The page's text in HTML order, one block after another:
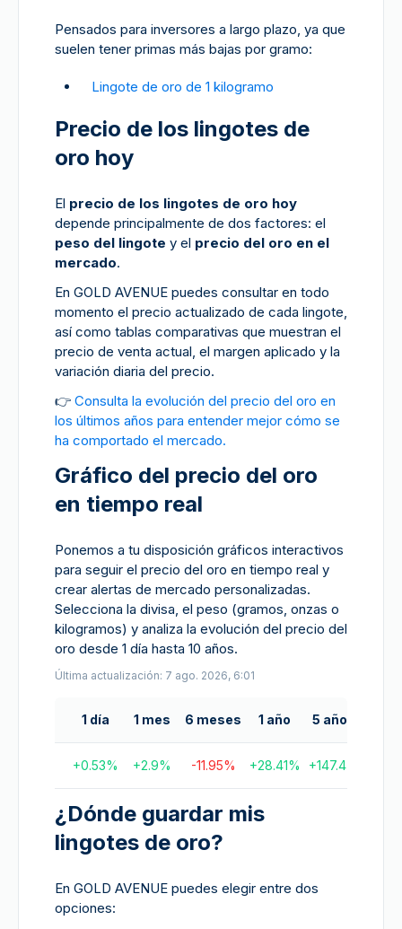
Pensados para inversores a largo plazo, ya que
suelen tener primas más bajas por gramo:
Lingote de oro de 1 kilogramo
Precio de los lingotes de
oro hoy
El precio de los lingotes de oro hoy
depende principalmente de dos factores: el
peso del lingote y el precio del oro en el
mercado.
En GOLD AVENUE puedes consultar en todo
momento el precio actualizado de cada lingote,
así como tablas comparativas que muestran el
precio de venta actual, el margen aplicado y la
variación diaria del precio.
👉 Consulta la evolución del precio del oro en
los últimos años para entender mejor cómo se
ha comportado el mercado.
Gráfico del precio del oro
en tiempo real
Ponemos a tu disposición gráficos interactivos
para seguir el precio del oro en tiempo real y
crear alertas de mercado personalizadas.
Selecciona la divisa, el peso (gramos, onzas o
kilogramos) y analiza la evolución del precio del
oro desde 1 día hasta 10 años.
Última actualización: 7 ago. 2026, 6:01
1 día 1 mes 6 meses 1 año 5 años
+0.53% +2.9% -11.95% +28.41% +147.4
¿Dónde guardar mis
lingotes de oro?
En GOLD AVENUE puedes elegir entre dos
opciones: